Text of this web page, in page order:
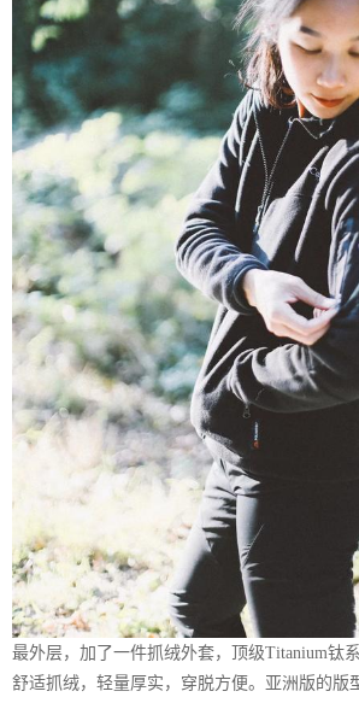
最外层，加了一件抓绒外套，顶级Titanium钛
舒适抓绒，轻量厚实，穿脱方便。亚洲版的版